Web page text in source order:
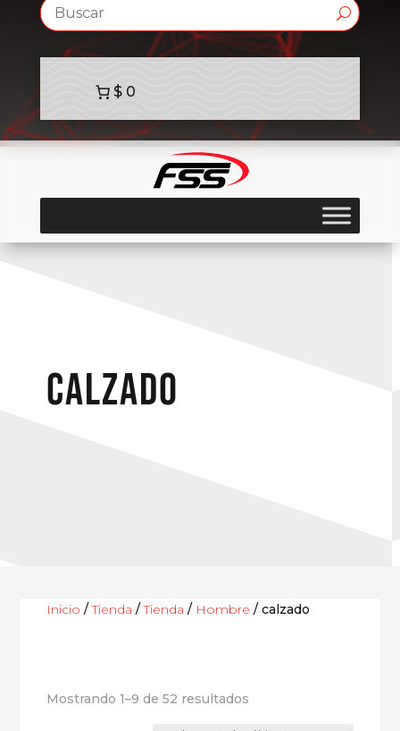
$ 0
calzado
Inicio /Tienda /Tienda / Hombre / calzado
Mostrando 1–9 de 52 resultados